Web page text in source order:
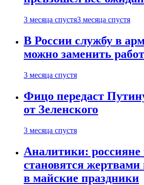
3 месяца спустя3 месяца спустя
В России службу в
можно заменить
3 месяца спустя
Фицо передаст
от Зеленского
3 месяца спустя
Аналитики: россияне
становятся
в майские праздники